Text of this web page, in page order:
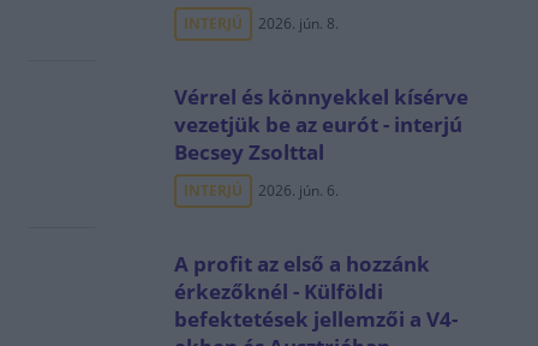
INTERJÚ 2026. jún. 8.
Vérrel és könnyekkel kísérve
vezetjük be az eurót - interjú
Becsey Zsolttal
INTERJÚ 2026. jún. 6.
A profit az első a hozzánk
érkezőknél - Külföldi
befektetések jellemzői a V4-